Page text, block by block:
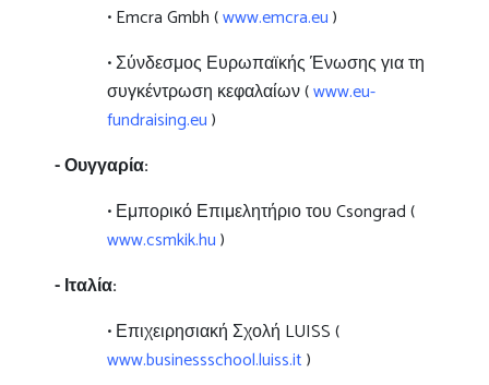
• Emcra Gmbh (www.emcra.eu)
• Σύνδεσμος Ευρωπαϊκής Ένωσης για τη
συγκέντρωση κεφαλαίων (www.eu-
fundraising.eu)
- Ουγγαρία:
• Εμπορικό Επιμελητήριο του Csongrad (
www.csmkik.hu)
- Ιταλία:
• Επιχειρησιακή Σχολή LUISS (
www.businessschool.luiss.it)